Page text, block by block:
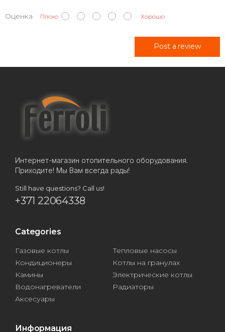
Оценка Плохо Хорошо
Post a review
Интернет-магазин отопительного оборудования.
Приходите! Мы Вам всегда рады!
Still have questions? Call us!
+371 22064338
Categories
Газовые котлы
Тепловые насосы
Кондиционеры
Котлы на гранулах
Камины
Электрические котлы
Водонагреватели
Радиаторы
Аксесуары
Информация